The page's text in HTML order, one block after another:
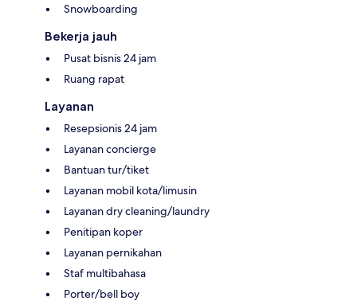
Snowboarding
Bekerja jauh
Pusat bisnis 24 jam
Ruang rapat
Layanan
Resepsionis 24 jam
Layanan concierge
Bantuan tur/tiket
Layanan mobil kota/limusin
Layanan dry cleaning/laundry
Penitipan koper
Layanan pernikahan
Staf multibahasa
Porter/bell boy